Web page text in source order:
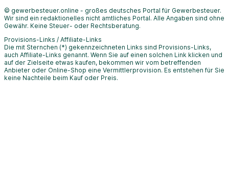
© gewerbesteuer.online - großes deutsches Portal für Gewerbesteuer.
Wir sind ein redaktionelles nicht amtliches Portal. Alle Angaben sind ohne
Gewähr. Keine Steuer- oder Rechtsberatung.
Provisions-Links / Affiliate-Links
Die mit Sternchen (*) gekennzeichneten Links sind Provisions-Links,
auch Affiliate-Links genannt. Wenn Sie auf einen solchen Link klicken und
auf der Zielseite etwas kaufen, bekommen wir vom betreffenden
Anbieter oder Online-Shop eine Vermittlerprovision. Es entstehen für Sie
keine Nachteile beim Kauf oder Preis.